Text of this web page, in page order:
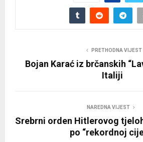
PRETHODNA VIJEST
Bojan Karać iz brčanskih
Italiji
NAREDNA VIJEST
Srebrni orden Hitlerovog
po “rekordnoj